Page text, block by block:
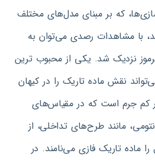
که بر مبنای مدل‌های مختلف
با مشاهدات رصدی می‌توان به
نزدیک شد. یکی از محبوب‌ ترین
نقش ماده تاریک را در کیهان
کم جرم است که در مقیاس‌های
مانند طرح‌های تداخلی، از
ماده تاریک فازی می‌نامند. در